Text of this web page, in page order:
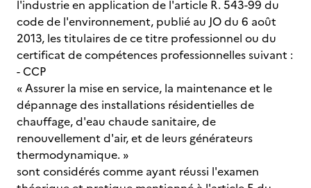
l'industrie en application de l'article R. 543-99 du
code de l'environnement, publié au JO du 6 août
2013, les titulaires de ce titre professionnel ou du
certificat de compétences professionnelles suivant :
- CCP
« Assurer la mise en service, la maintenance et le
dépannage des installations résidentielles de
chauffage, d'eau chaude sanitaire, de
renouvellement d'air, et de leurs générateurs
thermodynamique. »
sont considérés comme ayant réussi l'examen